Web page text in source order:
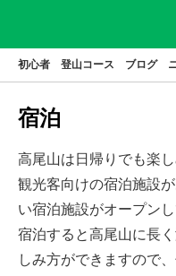
ニュース アクセス
登山
見どころ
イベント
高尾山とは
初心者 登山コース ブログ
宿泊
高尾山は日帰りでも楽
観光客向けの宿泊施設
い宿泊施設がオープンし
宿泊すると高尾山に長
しみ方ができますので